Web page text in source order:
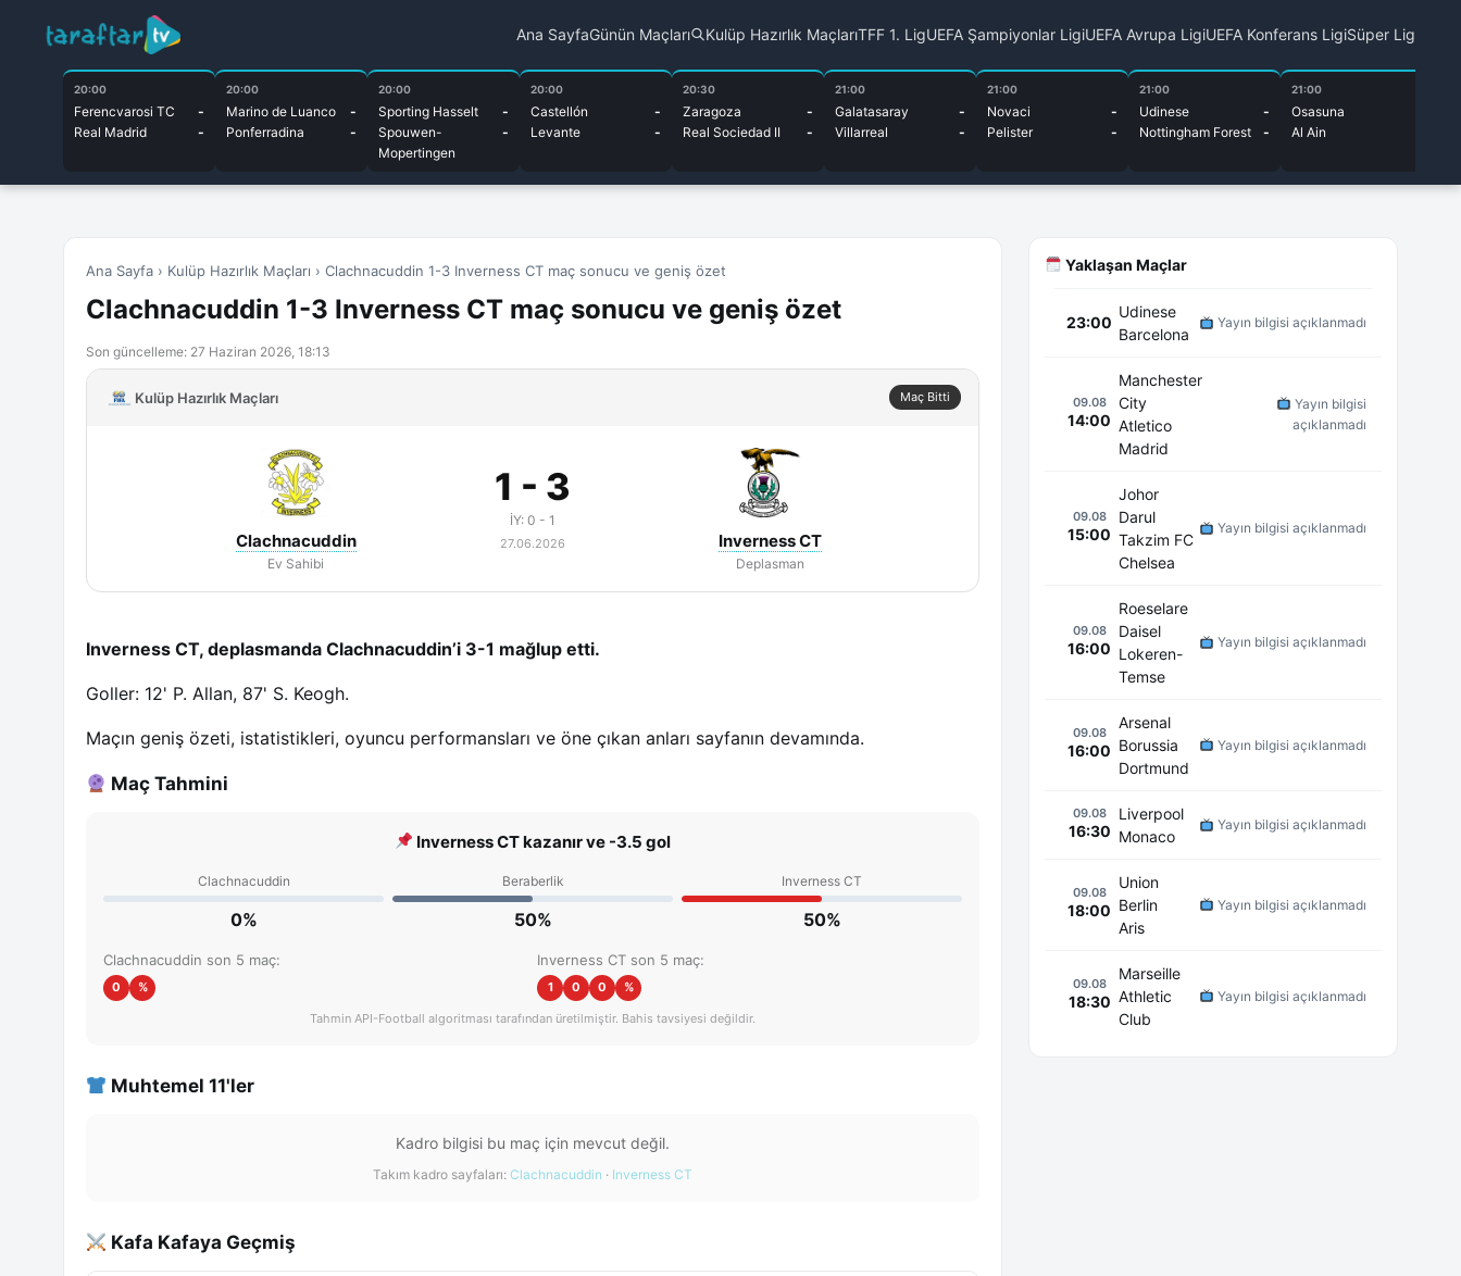
Ana SayfaGünün Maçları Kulüp Hazırlık MaçlarıTFF 1. LigUEFA Şampiyonlar LigiUEFA Avrupa LigiUEFA Konferans LigiSüper Lig
20:00
Ferencvarosi TC
-
Real Madrid
-
20:00
Marino de Luanco
-
Ponferradina
-
20:00
Sporting Hasselt
-
Spouwen-
Mopertingen
-
20:00
Castellón
-
Levante
-
20:30
Zaragoza
-
Real Sociedad II
-
21:00
Galatasaray
-
Villarreal
-
21:00
Novaci
-
Pelister
-
21:00
Udinese
-
Nottingham Forest
-
21:00
Osasuna
Al Ain
Ana Sayfa › Kulüp Hazırlık Maçları › Clachnacuddin 1-3 Inverness CT maç sonucu ve geniş özet
Clachnacuddin 1-3 Inverness CT maç sonucu ve geniş özet
Son güncelleme: 27 Haziran 2026, 18:13
Kulüp Hazırlık Maçları Maç Bitti
Clachnacuddin
Ev Sahibi
1 - 3
İY: 0 - 1
27.06.2026 Inverness CT
Deplasman
Inverness CT, deplasmanda Clachnacuddin’i 3-1 mağlup etti.
Goller: 12' P. Allan, 87' S. Keogh.
Maçın geniş özeti, istatistikleri, oyuncu performansları ve öne çıkan anları sayfanın devamında.
Maç Tahmini
Inverness CT kazanır ve -3.5 gol
Clachnacuddin
0%
Beraberlik
50%
Inverness CT
50%
Clachnacuddin son 5 maç:
0 %
Inverness CT son 5 maç:
1 0 0 %
Tahmin API-Football algoritması tarafından üretilmiştir. Bahis tavsiyesi değildir.
Muhtemel 11'ler
Kadro bilgisi bu maç için mevcut değil.
Takım kadro sayfaları: Clachnacuddin · Inverness CT
Kafa Kafaya Geçmiş
Yaklaşan Maçlar
23:00
Udinese
Barcelona
Yayın bilgisi açıklanmadı
09.08
14:00
Manchester
City
Atletico
Madrid
Yayın bilgisi
açıklanmadı
09.08
15:00
Johor
Darul
Takzim FC
Chelsea
Yayın bilgisi açıklanmadı
09.08
16:00
Roeselare
Daisel
Lokeren-
Temse
Yayın bilgisi açıklanmadı
09.08
16:00
Arsenal
Borussia
Dortmund
Yayın bilgisi açıklanmadı
09.08
16:30
Liverpool
Monaco
Yayın bilgisi açıklanmadı
09.08
18:00
Union
Berlin
Aris
Yayın bilgisi açıklanmadı
09.08
18:30
Marseille
Athletic
Club
Yayın bilgisi açıklanmadı